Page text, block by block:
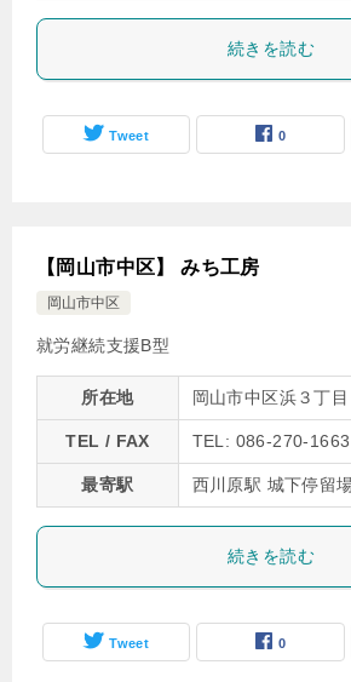
続きを読む
Tweet 0
【岡山市中区】 みち工房
岡山市中区
就労継続支援B型
所在地 岡山市中区浜３丁
TEL / FAX TEL: 086-270-1663
最寄駅 西川原駅 城下停留
続きを読む
Tweet 0